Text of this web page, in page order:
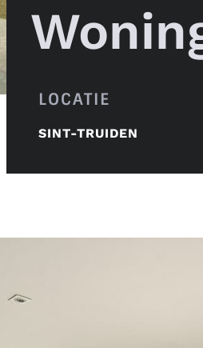
LOCATIE
SINT-TRUIDEN